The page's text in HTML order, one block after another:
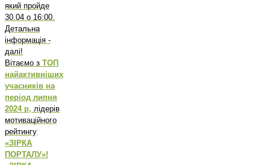
який пройде
30.04 о 16:00.
Детальна
інформація -
далі!
Вітаємо з ТОП
найактивніших
учасників на
період липня
2024 р, лідерів
мотиваційного
рейтингу,
«ЗІРКА
ПОРТАЛУ»!